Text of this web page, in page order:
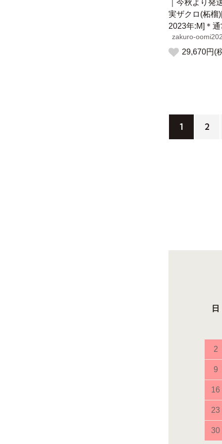
｜今秋より
実ザクロ(柘榴
2023年:M]＊
zakuro-
29,670円(
1 2
日
2
9
16
23
30